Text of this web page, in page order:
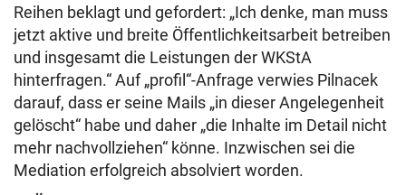
Reihen beklagt und gefordert: „Ich denke, man muss
jetzt aktive und breite Öffentlichkeitsarbeit betreiben
und insgesamt die Leistungen der WKStA
hinterfragen.“ Auf „profil“-Anfrage verwies Pilnacek
darauf, dass er seine Mails „in dieser Angelegenheit
gelöscht“ habe und daher „die Inhalte im Detail nicht
mehr nachvollziehen“ könne. Inzwischen sei die
Mediation erfolgreich absolviert worden.